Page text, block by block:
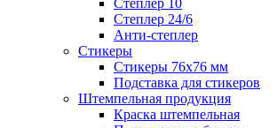
Степлер 10
Степлер 24/6
Анти-степлер
Стикеры
Стикеры 76x76 мм
Подставка для стикеров
Штемпельная продукция
Краска штемпельная